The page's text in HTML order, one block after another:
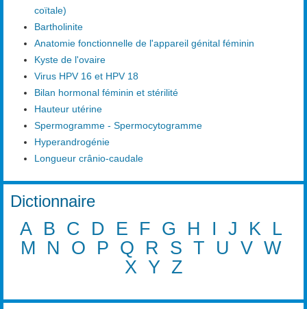
coïtale)
Bartholinite
Anatomie fonctionnelle de l'appareil génital féminin
Kyste de l'ovaire
Virus HPV 16 et HPV 18
Bilan hormonal féminin et stérilité
Hauteur utérine
Spermogramme - Spermocytogramme
Hyperandrogénie
Longueur crânio-caudale
Dictionnaire
A B C D E F G H I J K
L
M
N O P Q R S T U V W
X Y Z